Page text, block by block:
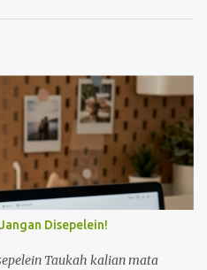
Disepelein!
Taukah kalian mata